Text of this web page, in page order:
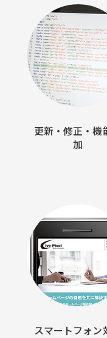
更新・修正・機
加
スマートフォン